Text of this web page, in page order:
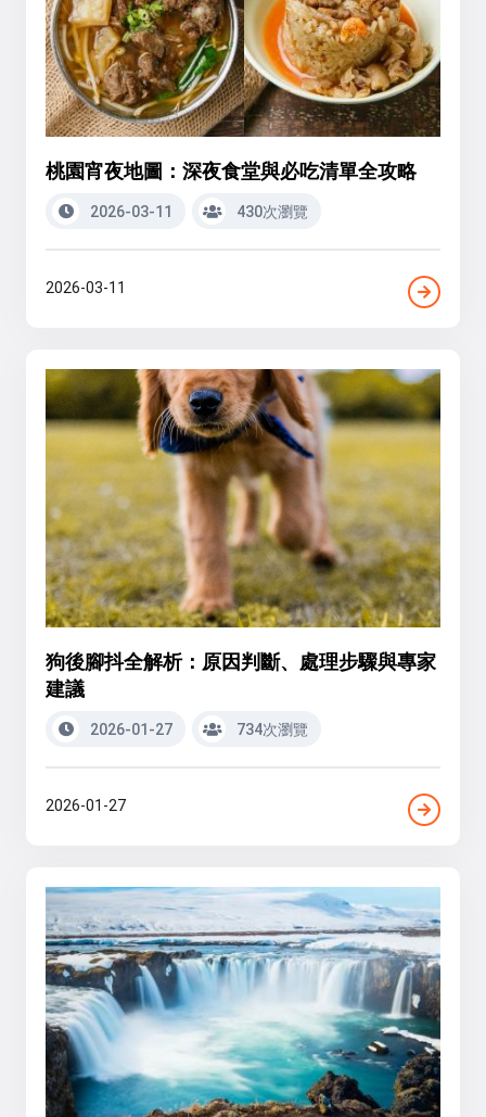
桃園宵夜地圖：深夜食堂與必吃清單全攻略
2026-03-11 430次瀏覽
2026-03-11
狗後腳抖全解析：原因判斷、處理步驟與專家
建議
2026-01-27 734次瀏覽
2026-01-27